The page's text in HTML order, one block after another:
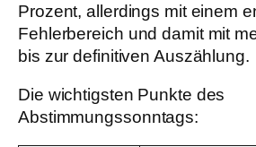
Prozent, allerdings mit einem
Fehlerbereich und damit mit
bis zur definitiven Auszählung.
Die wichtigsten Punkte des
Abstimmungssonntags: